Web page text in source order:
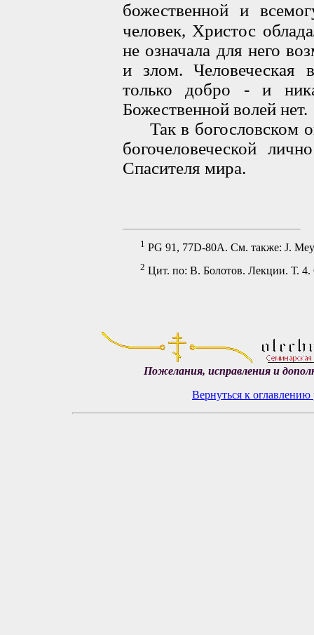
божественной и
человек, Христос
не означала для него
и злом. Человеческая
только добро - и
Божественной волей нет.
Так в богословском
богочеловеческой
Спасителя мира.
1 PG 91, 77D-80А. См. также: J.
2 Цит. по: В. Болотов. Лекции. Т. 4.
Пожелания, исправления и
Вернуться к оглавлению